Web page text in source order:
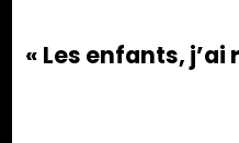
« Les enfants, j’ai